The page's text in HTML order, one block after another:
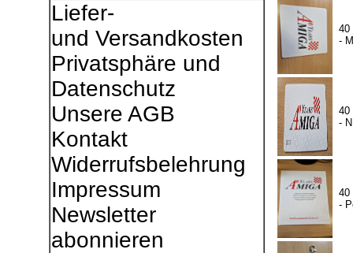
Liefer-
und Versandkosten
Privatsphäre und
Datenschutz
Unsere AGB
Kontakt
Widerrufsbelehrung
Impressum
Newsletter
abonnieren
40
-
40
-
40
-